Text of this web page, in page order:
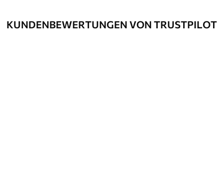
KUNDENBEWERTUNGEN VON TRUSTPILOT